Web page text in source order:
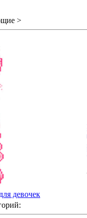
>
девочек